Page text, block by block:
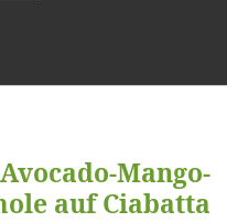
Mango-
auf Ciabatta